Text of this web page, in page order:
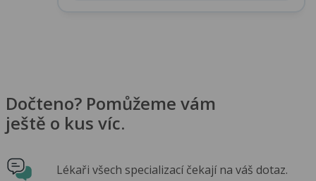
Dočteno? Pomůžeme vám
ještě o kus víc.
Lékaři všech specializací čekají na váš dotaz.